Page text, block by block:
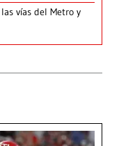
vías del Metro y